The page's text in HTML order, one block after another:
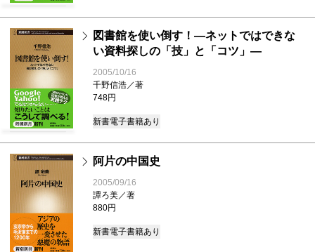
図書館を使い倒す！―ネットではできな
い資料探しの「技」と「コツ」―
2005/10/16
千野信浩／著
748円
新書電子書籍あり
阿片の中国史
2005/09/16
譚ろ美／著
880円
新書電子書籍あり